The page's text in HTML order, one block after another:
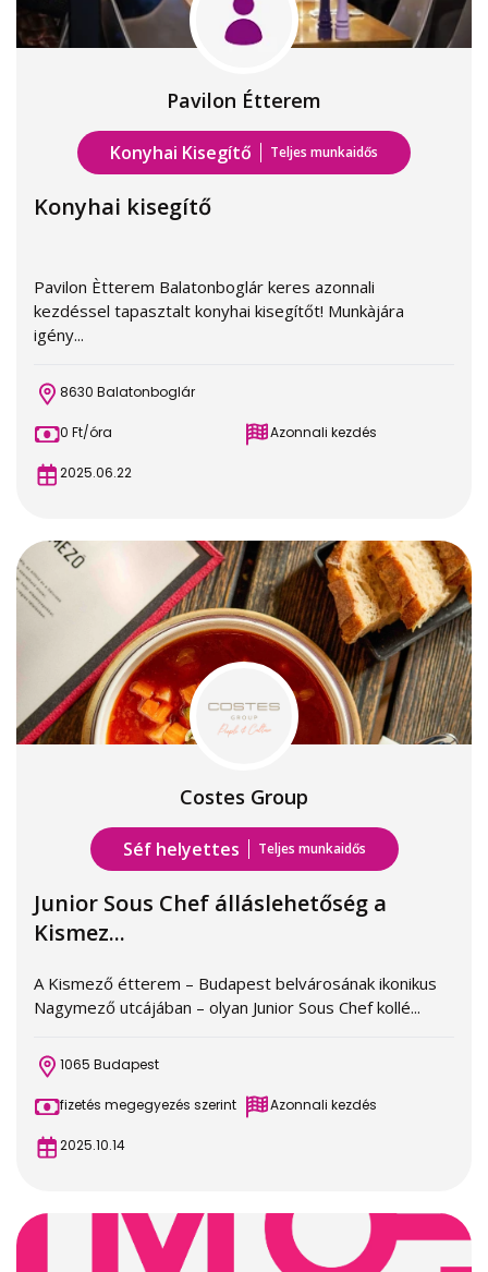
Pavilon Étterem
Konyhai Kisegítő Teljes munkaidős
Konyhai kisegítő
Pavilon Ètterem Balatonboglár keres azonnali
kezdéssel tapasztalt konyhai kisegítőt! Munkàjára
igény...
8630 Balatonboglár
0 Ft/óra Azonnali kezdés
2025.06.22
Costes Group
Séf helyettes Teljes munkaidős
Junior Sous Chef álláslehetőség a
Kismez...
A Kismező étterem – Budapest belvárosának ikonikus
Nagymező utcájában – olyan Junior Sous Chef kollé...
1065 Budapest
fizetés megegyezés szerint Azonnali kezdés
2025.10.14